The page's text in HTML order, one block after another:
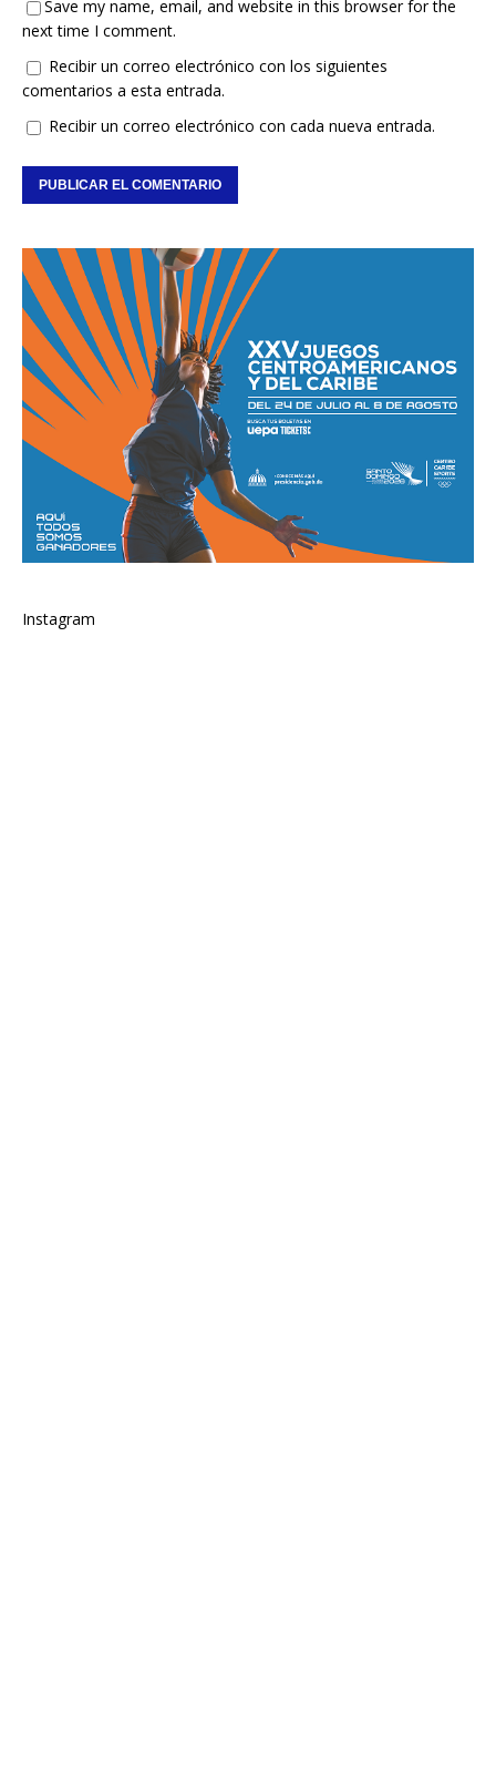
Save my name, email, and website in this browser for the
next time I comment.
Recibir un correo electrónico con los siguientes
comentarios a esta entrada.
Recibir un correo electrónico con cada nueva entrada.
Instagram